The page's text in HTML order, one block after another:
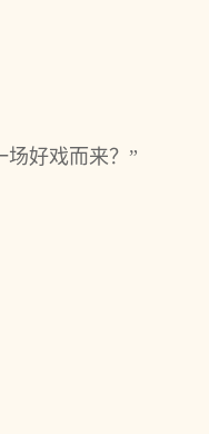
场好戏而来？”